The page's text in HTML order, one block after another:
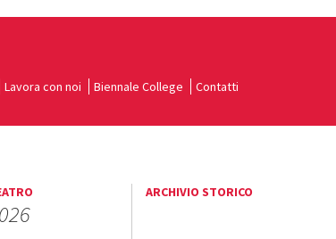
Lavora con noi Biennale College Contatti
ARCHIVIO STORICO